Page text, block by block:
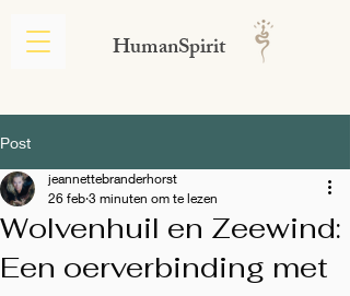
HumanSpirit
Post
Wolvenhuil en Zeewind:
Een oerverbinding met
jeannettebranderhorst
26 feb 3 minuten om te lezen